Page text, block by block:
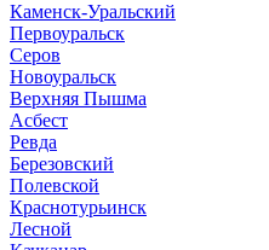
Каменск-Уральский
Первоуральск
Серов
Новоуральск
Верхняя Пышма
Асбест
Ревда
Березовский
Полевской
Краснотурьинск
Лесной